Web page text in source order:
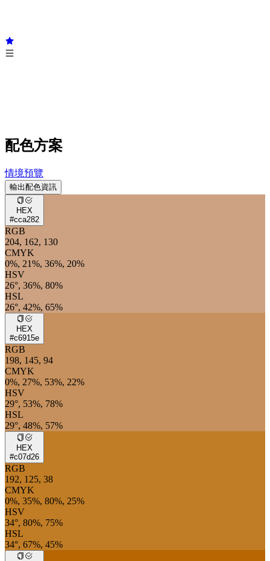
配色方案
情境預覽
輸出配色資訊
HEX
#cca282
RGB
204, 162, 130
CMYK
0%, 21%, 36%, 20%
HSV
26°, 36%, 80%
HSL
26°, 42%, 65%
HEX
#c6915e
RGB
198, 145, 94
CMYK
0%, 27%, 53%, 22%
HSV
29°, 53%, 78%
HSL
29°, 48%, 57%
HEX
#c07d26
RGB
192, 125, 38
CMYK
0%, 35%, 80%, 25%
HSV
34°, 80%, 75%
HSL
34°, 67%, 45%